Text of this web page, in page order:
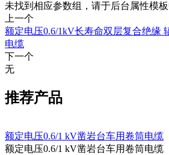
未找到相应参数组，请于后台属性模
上一个
额定电压0.6/1kV长寿命双层复合绝缘
电缆
下一个
无
推荐产品
额定电压0.6/1 kV凿岩台车用卷筒电缆
额定电压0.6/1 kV凿岩台车用卷筒电缆